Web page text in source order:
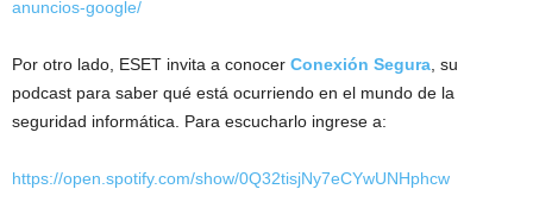
anuncios-google/
Por otro lado, ESET invita a conocer Conexión Segura, su
podcast para saber qué está ocurriendo en el mundo de la
seguridad informática. Para escucharlo ingrese a:
https://open.spotify.com/show/0Q32tisjNy7eCYwUNHphcw